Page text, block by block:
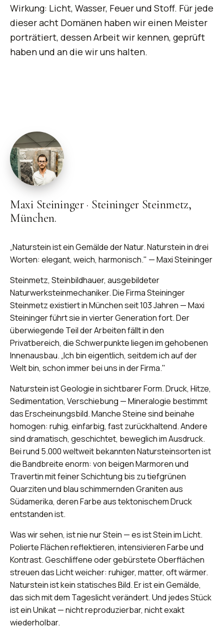
Wirkung: Licht, Wasser, Feuer und Stoff. Für jede
dieser acht Domänen haben wir einen Meister
porträtiert, dessen Arbeit wir kennen, geprüft
haben und an die wir uns halten.
Maxi Steininger · Steininger Steinmetz,
München.
„Naturstein ist ein Gemälde der Natur. Naturstein in drei
Worten: elegant, weich, harmonisch." — Maxi Steininger
Steinmetz, Steinbildhauer, ausgebildeter
Naturwerksteinmechaniker. Die Firma Steininger
Steinmetz existiert in München seit 103 Jahren — Maxi
Steininger führt sie in vierter Generation fort. Der
überwiegende Teil der Arbeiten fällt in den
Privatbereich, die Schwerpunkte liegen im gehobenen
Innenausbau. „Ich bin eigentlich, seitdem ich auf der
Welt bin, schon immer bei uns in der Firma."
Naturstein ist Geologie in sichtbarer Form. Druck, Hitze,
Sedimentation, Verschiebung — Mineralogie bestimmt
das Erscheinungsbild. Manche Steine sind beinahe
homogen: ruhig, einfarbig, fast zurückhaltend. Andere
sind dramatisch, geschichtet, beweglich im Ausdruck.
Bei rund 5.000 weltweit bekannten Natursteinsorten ist
die Bandbreite enorm: von beigen Marmoren und
Travertin mit feiner Schichtung bis zu tiefgrünen
Quarziten und blau schimmernden Graniten aus
Südamerika, deren Farbe aus tektonischem Druck
entstanden ist.
Was wir sehen, ist nie nur Stein — es ist Stein im Licht.
Polierte Flächen reflektieren, intensivieren Farbe und
Kontrast. Geschliffene oder gebürstete Oberflächen
streuen das Licht weicher: ruhiger, matter, oft wärmer.
Naturstein ist kein statisches Bild. Er ist ein Gemälde,
das sich mit dem Tageslicht verändert. Und jedes Stück
ist ein Unikat — nicht reproduzierbar, nicht exakt
wiederholbar.